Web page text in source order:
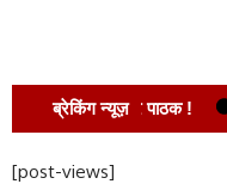
ब्रेकिंग न्यूज़
: नवीन कुमार पाठक !
[post-views]